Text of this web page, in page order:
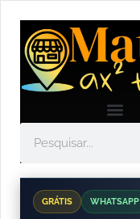
GRÁTIS WHATSAPP